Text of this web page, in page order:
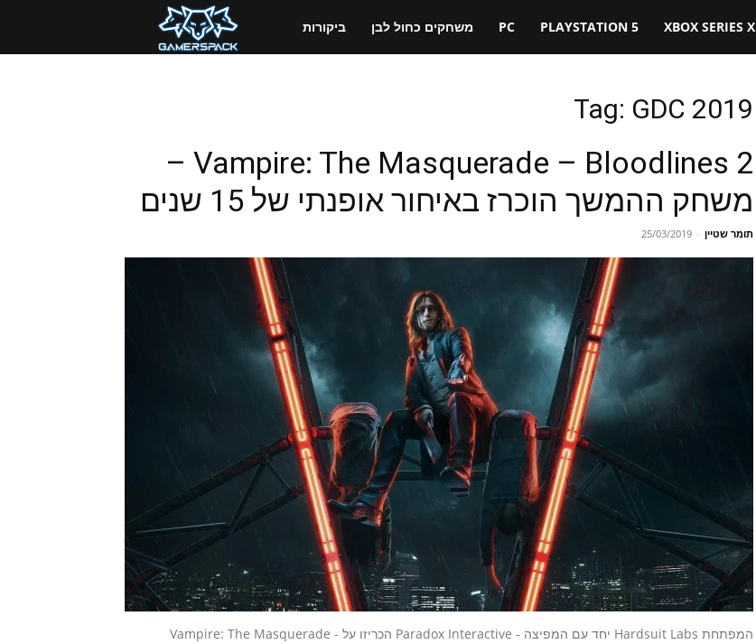
ביקורות משחקים כחול לבן PC PLAYSTATION 5 XBOX SERIES X
Tag: GDC 2019
Vampire: The Masquerade – Bloodlines 2 –
משחק ההמשך הוכרז באיחור אופנתי של 15 שנים
תומר שטיין -
25/03/2019
המפתחת Hardsuit Labs יחד עם המפיצה - Paradox Interactive הכריזו על Vampire: The Masquerade -